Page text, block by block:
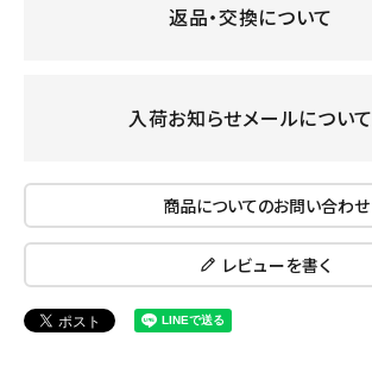
返品・交換について
入荷お知らせメールについて
商品についてのお問い合わせ
レビューを書く